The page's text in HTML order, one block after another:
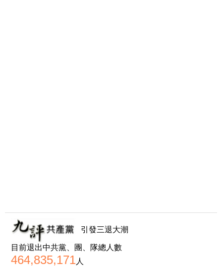
引發三退大潮
目前退出中共黨、團、隊總人數
464,835,171人